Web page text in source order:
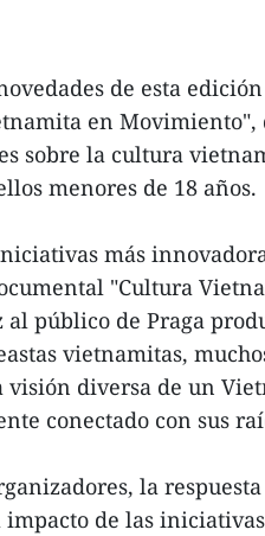
de esta
en
sobre la cultura
menores de 18 años.
más
"Cultura
público de Praga
vietnamitas,
visión diversa de un
conectado con sus
la
impacto de las